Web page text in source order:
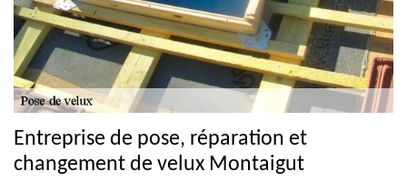
Entreprise de pose, réparation et
changement de velux Montaigut